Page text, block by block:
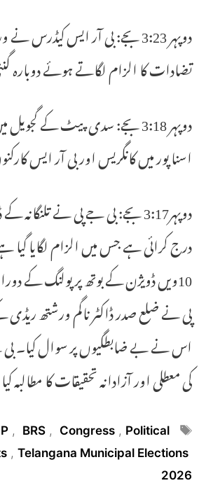
دوپہر 3:23 بجے: بی آر ایس
تضادات کا الزام لگاتے ہوئے دوبارہ
دوپہر 3:18 بجے: سدی پیٹ کے
اسنا پور میں کانگریس اور بی آر ایس
دوپہر3:17 بجے: بی جے پی نے
10ویں ڈویژن کے بوتھ پر پولنگ کے
پی نے ضلع صدر ڈاکٹر ناگم ورشتھ
اس نے بے ضابطگیوں پر سوال کیا۔
کی معطلی اور آزادانہ تحقیقات کا مطالبہ
Tags
, BRS , Congress , Political
, Telangana Municipal Elections
2026